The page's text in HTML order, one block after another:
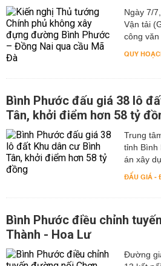
Ngày 7/
Vận tải
công văn
QUY
Bình Phước đấu giá 38 lô
Tân, khởi điểm hơn 58 tỷ
Trung
tỉnh Bình
án xây
ĐẤU GIÁ -
Bình Phước điều chỉnh
Thành - Hoa Lư
Đường